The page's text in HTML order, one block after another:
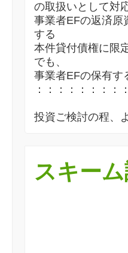
の取扱いとして対
事業者EFの返済原
する
本件貸付債権に限
でも、
事業者EFの保有す
：：：：：：：：：
投資ご検討の程、
スキーム